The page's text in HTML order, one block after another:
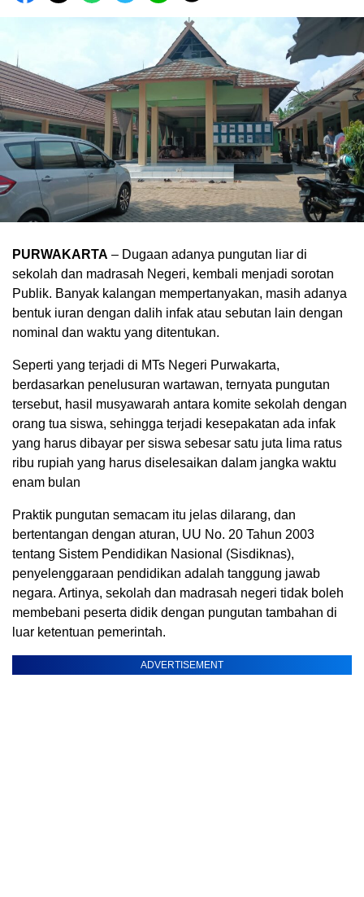
PURWAKARTA – Dugaan adanya pungutan liar di
sekolah dan madrasah Negeri, kembali menjadi sorotan
Publik. Banyak kalangan mempertanyakan, masih adanya
bentuk iuran dengan dalih infak atau sebutan lain dengan
nominal dan waktu yang ditentukan.
Seperti yang terjadi di MTs Negeri Purwakarta,
berdasarkan penelusuran wartawan, ternyata pungutan
tersebut, hasil musyawarah antara komite sekolah dengan
orang tua siswa, sehingga terjadi kesepakatan ada infak
yang harus dibayar per siswa sebesar satu juta lima ratus
ribu rupiah yang harus diselesaikan dalam jangka waktu
enam bulan
Praktik pungutan semacam itu jelas dilarang, dan
bertentangan dengan aturan, UU No. 20 Tahun 2003
tentang Sistem Pendidikan Nasional (Sisdiknas),
penyelenggaraan pendidikan adalah tanggung jawab
negara. Artinya, sekolah dan madrasah negeri tidak boleh
membebani peserta didik dengan pungutan tambahan di
luar ketentuan pemerintah.
ADVERTISEMENT